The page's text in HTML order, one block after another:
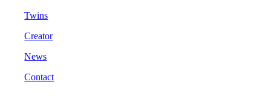
Twins
Creator
News
Contact